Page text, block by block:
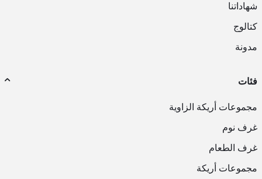
شهاداتنا
كتالوج
مدونة
فئات
مجموعات أريكة الزاوية
غرف نوم
غرف الطعام
مجموعات أريكة